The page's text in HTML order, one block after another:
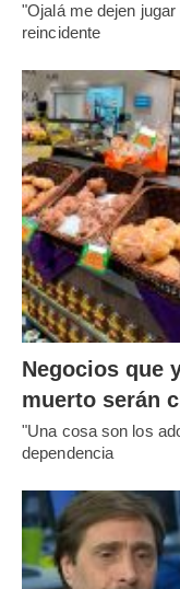
"Ojalá me dejen
reincidente
Negocios que
muerto serán
"Una cosa son los
dependencia